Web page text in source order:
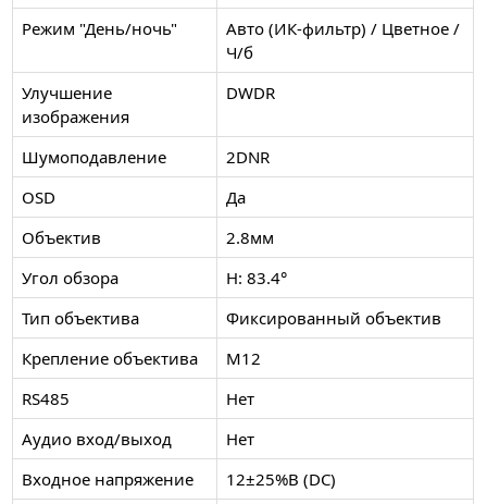
Режим "День/ночь"
Авто (ИК-фильтр) / Цветное /
Ч/б
Улучшение
изображения
DWDR
Шумоподавление
2DNR
OSD
Да
Объектив
2.8мм
Угол обзора
H: 83.4°
Тип объектива
Фиксированный объектив
Крепление объектива
M12
RS485
Нет
Аудио вход/выход
Нет
Входное напряжение
12±25%В (DC)